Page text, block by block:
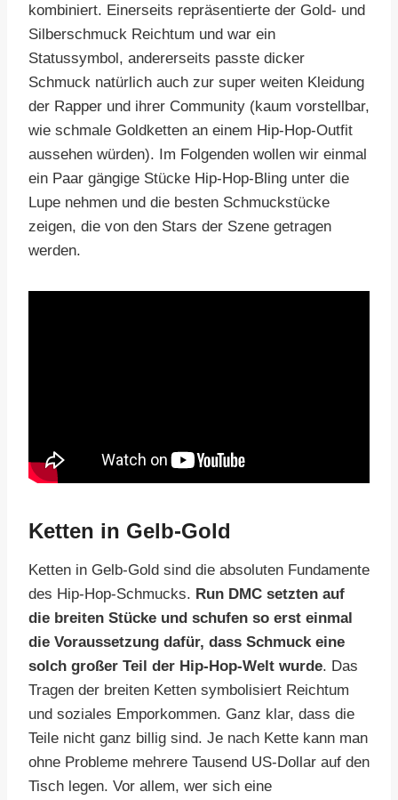
kombiniert. Einerseits repräsentierte der Gold- und
Silberschmuck Reichtum und war ein
Statussymbol, andererseits passte dicker
Schmuck natürlich auch zur super weiten Kleidung
der Rapper und ihrer Community (kaum vorstellbar,
wie schmale Goldketten an einem Hip-Hop-Outfit
aussehen würden). Im Folgenden wollen wir einmal
ein Paar gängige Stücke Hip-Hop-Bling unter die
Lupe nehmen und die besten Schmuckstücke
zeigen, die von den Stars der Szene getragen
werden.
Ketten in Gelb-Gold
Ketten in Gelb-Gold sind die absoluten Fundamente
des Hip-Hop-Schmucks. Run DMC setzten auf
die breiten Stücke und schufen so erst einmal
die Voraussetzung dafür, dass Schmuck eine
solch großer Teil der Hip-Hop-Welt wurde. Das
Tragen der breiten Ketten symbolisiert Reichtum
und soziales Emporkommen. Ganz klar, dass die
Teile nicht ganz billig sind. Je nach Kette kann man
ohne Probleme mehrere Tausend US-Dollar auf den
Tisch legen. Vor allem, wer sich eine